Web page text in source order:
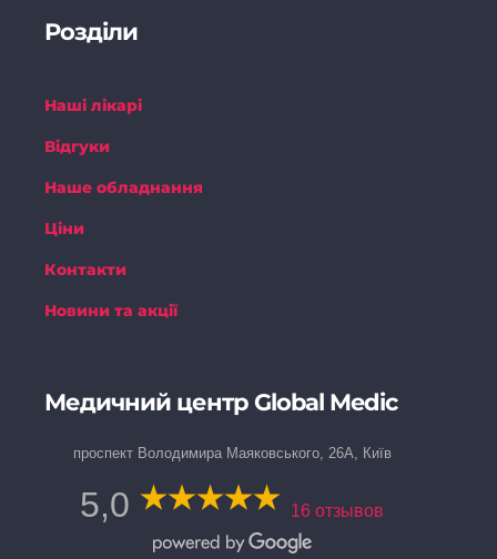
Розділи
Наші лікарі
Відгуки
Наше обладнання
Ціни
Контакти
Новини та акції
Медичний центр Global Medic
проспект Володимира Маяковського, 26А, Київ
5,0 16 отзывов